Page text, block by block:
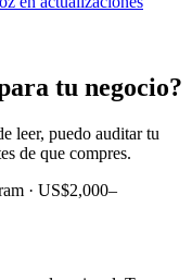
tu negocio?
leer, puedo auditar tu
de que compres.
· US$2,000–